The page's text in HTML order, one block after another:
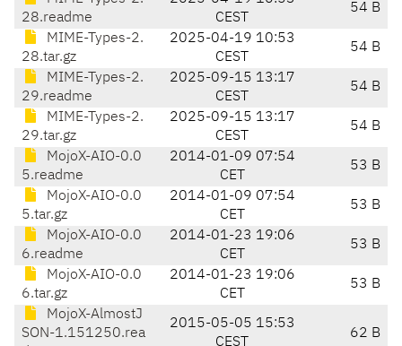
28.readme
CEST
54 B
MIME-Types-2.
28.tar.gz
2025-04-19 10:53
CEST
54 B
MIME-Types-2.
29.readme
2025-09-15 13:17
CEST
54 B
MIME-Types-2.
29.tar.gz
2025-09-15 13:17
CEST
54 B
MojoX-AIO-0.0
5.readme
2014-01-09 07:54
CET
53 B
MojoX-AIO-0.0
5.tar.gz
2014-01-09 07:54
CET
53 B
MojoX-AIO-0.0
6.readme
2014-01-23 19:06
CET
53 B
MojoX-AIO-0.0
6.tar.gz
2014-01-23 19:06
CET
53 B
MojoX-AlmostJ
SON-1.151250.rea
2015-05-05 15:53
CEST
62 B